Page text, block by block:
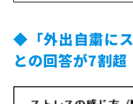
◆「外出自粛にス
との回答が7割超